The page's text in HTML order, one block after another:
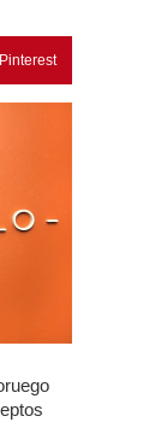
Pinterest